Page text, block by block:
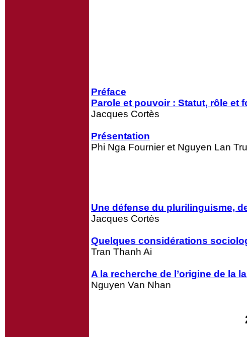
Préface
Parole et pouvoir : Statut, rôle et
Jacques Cortès
Présentation
Phi Nga Fournier et Nguyen Lan
Une défense du plurilinguisme,
Jacques Cortès
Quelques considérations
Tran Thanh Ai
A la recherche de l’origine de la
Nguyen Van Nhan